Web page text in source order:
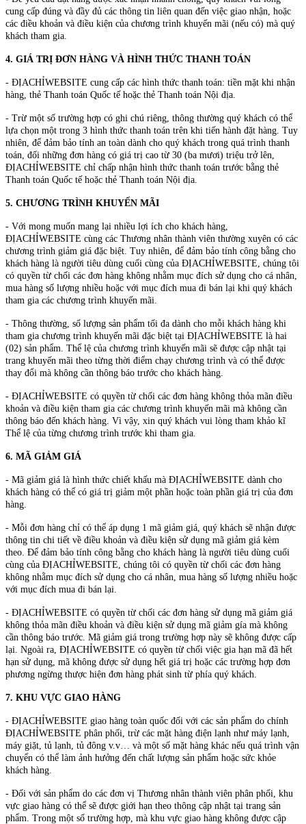
cung cấp đúng và đầy đủ các thông tin liên quan đến việc giao nhận, hoặc
các điều khoản và điều kiện của chương trình khuyến mãi (nếu có) mà quý
khách tham gia.
4. GIÁ TRỊ ĐƠN HÀNG VÀ HÌNH THỨC THANH TOÁN
- ĐỊACHỈWEBSITE cung cấp các hình thức thanh toán: tiền mặt khi nhận
hàng, thẻ Thanh toán Quốc tế hoặc thẻ Thanh toán Nội địa.
- Trừ một số trường hợp có ghi chú riêng, thông thường quý khách có thể
lựa chọn một trong 3 hình thức thanh toán trên khi tiến hành đặt hàng. Tuy
nhiên, để đảm bảo tính an toàn dành cho quý khách trong quá trình thanh
toán, đối những đơn hàng có giá trị cao từ 30 (ba mươi) triệu trở lên,
ĐỊACHỈWEBSITE chỉ chấp nhận hình thức thanh toán trước bằng thẻ
Thanh toán Quốc tế hoặc thẻ Thanh toán Nội địa.
5. CHƯƠNG TRÌNH KHUYẾN MÃI
- Với mong muốn mang lại nhiều lợi ích cho khách hàng,
ĐỊACHỈWEBSITE cùng các Thương nhân thành viên thường xuyên có các
chương trình giảm giá đặc biệt. Tuy nhiên, để đảm bảo tính công bằng cho
khách hàng là người tiêu dùng cuối cùng của ĐỊACHỈWEBSITE, chúng tôi
có quyền từ chối các đơn hàng không nhằm mục đích sử dụng cho cá nhân,
mua hàng số lượng nhiều hoặc với mục đích mua đi bán lại khi quý khách
tham gia các chương trình khuyến mãi.
- Thông thường, số lượng sản phẩm tối đa dành cho mỗi khách hàng khi
tham gia chương trình khuyến mãi đặc biệt tại ĐỊACHỈWEBSITE là hai
(02) sản phẩm. Thể lệ của chương trình khuyến mãi sẽ được cập nhật tại
trang khuyến mãi theo từng thời điểm chạy chương trình và có thể được
thay đổi mà không cần thông báo trước cho khách hàng.
- ĐỊACHỈWEBSITE có quyền từ chối các đơn hàng không thỏa mãn điều
khoản và điều kiện tham gia các chương trình khuyến mãi mà không cần
thông báo đến khách hàng. Vì vậy, xin quý khách vui lòng tham khảo kĩ
Thể lệ của từng chương trình trước khi tham gia.
6. MÃ GIẢM GIÁ
- Mã giảm giá là hình thức chiết khấu mà ĐỊACHỈWEBSITE dành cho
khách hàng có thể có giá trị giảm một phần hoặc toàn phần giá trị của đơn
hàng.
- Mỗi đơn hàng chỉ có thể áp dụng 1 mã giảm giá, quý khách sẽ nhận được
thông tin chi tiết về điều khoản và điều kiện sử dụng mã giảm giá kèm
theo. Để đảm bảo tính công bằng cho khách hàng là người tiêu dùng cuối
cùng của ĐỊACHỈWEBSITE, chúng tôi có quyền từ chối các đơn hàng
không nhằm mục đích sử dụng cho cá nhân, mua hàng số lượng nhiều hoặc
với mục đích mua đi bán lại.
- ĐỊACHỈWEBSITE có quyền từ chối các đơn hàng sử dụng mã giảm giá
không thỏa mãn điều khoản và điều kiện sử dụng mã giảm gía mà không
cần thông báo trước. Mã giảm giá trong trường hợp này sẽ không được cấp
lại. Ngoài ra, ĐỊACHỈWEBSITE có quyền từ chối việc gia hạn mã đã hết
hạn sử dụng, mã không được sử dụng hết giá trị hoặc các trường hợp đơn
phương ngừng thược hiện đơn hàng phát sinh từ phía quý khách.
7. KHU VỰC GIAO HÀNG
- ĐỊACHỈWEBSITE giao hàng toàn quốc đối với các sản phẩm do chính
ĐỊACHỈWEBSITE phân phối, trừ các mặt hàng điện lạnh như máy lạnh,
máy giặt, tủ lạnh, tủ đông v.v… và một số mặt hàng khác nếu quá trình vận
chuyển có thể làm ảnh hưởng đến chất lượng sản phẩm hoặc sức khỏe
khách hàng.
- Đối với sản phẩm do các đơn vị Thương nhân thành viên phân phối, khu
vực giao hàng có thể sẽ được giới hạn theo thông cập nhật tại trang sản
phẩm. Trong một số trường hợp, mà khu vực giao hàng không được cập